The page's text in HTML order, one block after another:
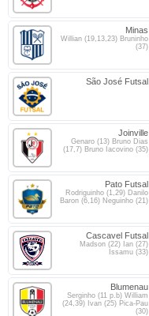
Minas
Willian (19,13,23) Bruninho
(37)
São José Futsal
Joinville
Genaro (13) Bruno Dias
(17,7) Bruno Iacovino (35)
Pato Futsal
Rodriguinho (1,29) Danilo
Baron (6,16) Neguinho (21)
Cascavel Futsal
Madson (22) Ian (27)
Issamu (33)
Blumenau
Serginho (11 p.b) William
(24,39) Ivan (25) Pica-Pau
(30)